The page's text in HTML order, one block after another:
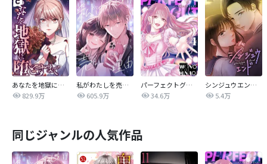
あなたを地獄に堕とすまで
829.9万
私がわたしを売る理由
605.9万
パーフェクトグリッター
34.6万
シンジュウエンド【タテヨミ】
5.4万
同じジャンルの人気作品